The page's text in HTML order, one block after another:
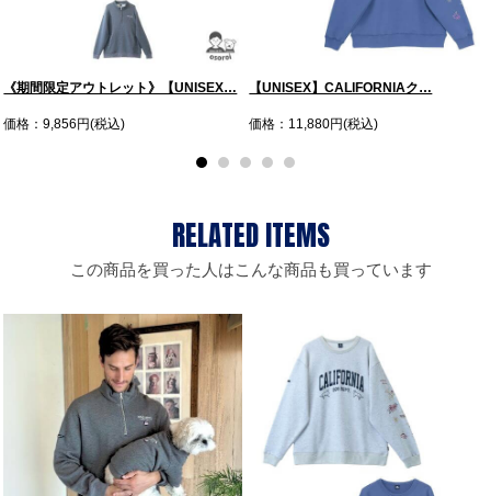
《期間限定アウトレット》【UNISEX…
価格：9,856円(税込)
【UNISEX】CALIFORNIAク…
価格：11,880円(税込)
この商品を買った人はこんな商品も買っています